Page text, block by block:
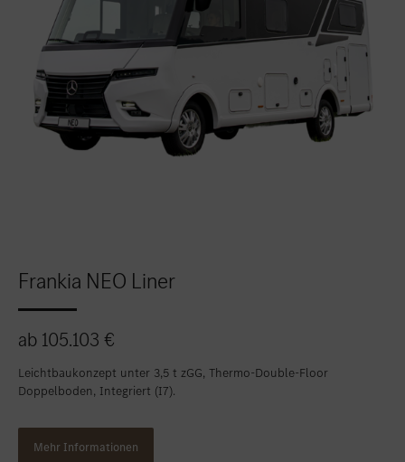
Frankia NEO Liner
ab 105.103 €
Leichtbaukonzept unter 3,5 t zGG, Thermo-Double-Floor
Doppelboden, Integriert (I7).
Mehr Informationen